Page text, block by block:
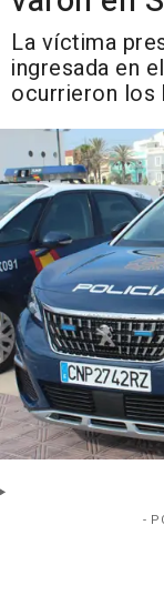
La víctima
ingresada en
ocurrieron los
-